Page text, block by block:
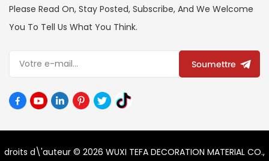
Please Read On, Stay Posted, Subscribe, And We Welcome
You To Tell Us What You Think.
Soumettre
droits d\'auteur © 2026 WUXI TEFA DECORATION MATERIAL CO.,